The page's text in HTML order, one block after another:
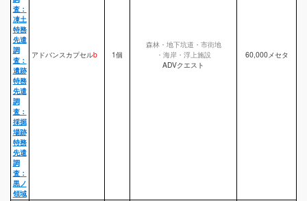
査：
凍土
特務
先遣
調
査：
遺跡
特務
先遣
調
査：
採掘
場跡
特務
先遣
調
査：
黒ノ
領域
アドバンスカプセルb 1個
森林・地下坑道・市街地
・海岸・浮上施設
ADVクエスト
60,000メセタ